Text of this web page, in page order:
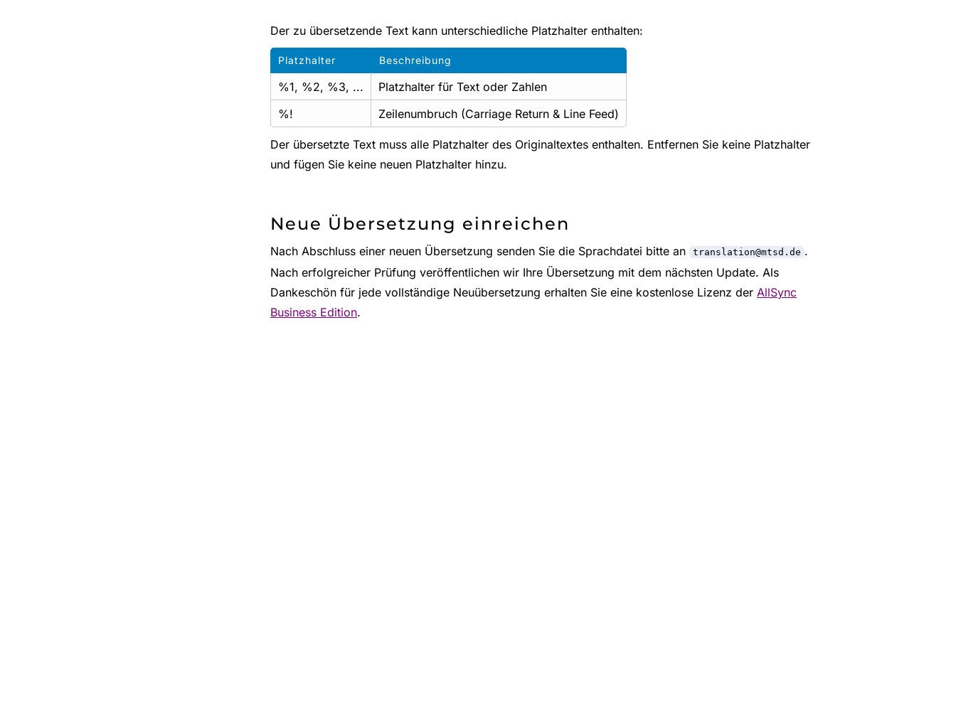
Der zu übersetzende Text kann unterschiedliche Platzhalter enthalten:
Platzhalter Beschreibung
%1, %2, %3, ...
Platzhalter für Text oder Zahlen
%!
Zeilenumbruch (Carriage Return & Line Feed)
Der übersetzte Text muss alle Platzhalter des Originaltextes enthalten. Entfernen Sie keine Platzhalter
und fügen Sie keine neuen Platzhalter hinzu.
Neue Übersetzung einreichen
Nach Abschluss einer neuen Übersetzung senden Sie die Sprachdatei bitte an translation@mtsd.de .
Nach erfolgreicher Prüfung veröffentlichen wir Ihre Übersetzung mit dem nächsten Update. Als
Dankeschön für jede vollständige Neuübersetzung erhalten Sie eine kostenlose Lizenz der AllSync
Business Edition.